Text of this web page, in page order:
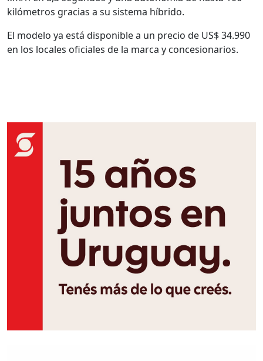
kilómetros gracias a su sistema híbrido.
El modelo ya está disponible a un precio de US$ 34.990
en los locales oficiales de la marca y concesionarios.